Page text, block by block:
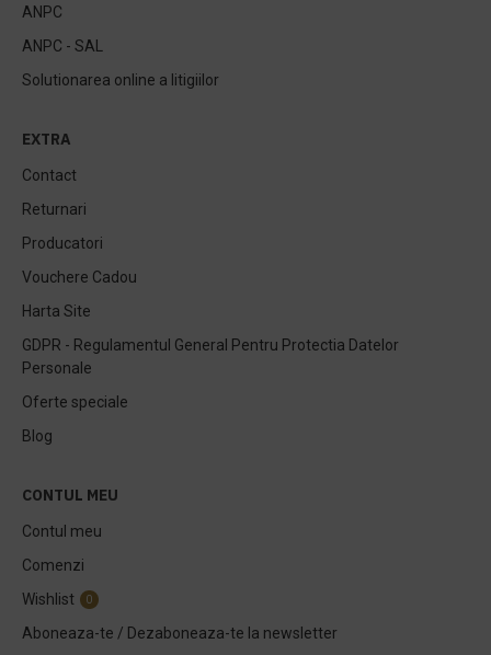
ANPC
ANPC - SAL
Solutionarea online a litigiilor
EXTRA
Contact
Returnari
Producatori
Vouchere Cadou
Harta Site
GDPR - Regulamentul General Pentru Protectia Datelor
Personale
Oferte speciale
Blog
CONTUL MEU
Contul meu
Comenzi
Wishlist
0
Aboneaza-te / Dezaboneaza-te la newsletter